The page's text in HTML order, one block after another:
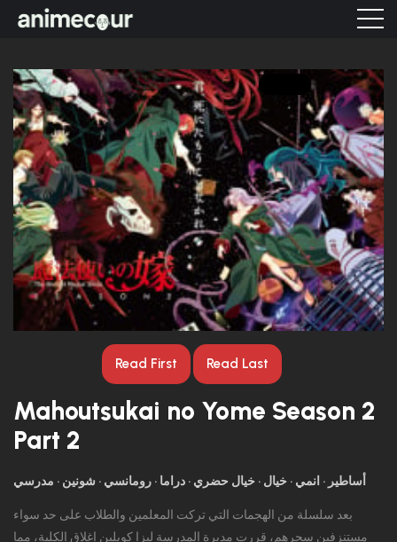
Read First Read Last
Mahoutsukai no Yome Season 2
Part 2
أساطير انمي خيال خيال حضري دراما رومانسي شونين مدرسي
بعد سلسلة من الهجمات التي تركت المعلمين والطلاب على حد سواء
مستنزفين سحرهم، قررت مديرة المدرسة ليزا كويلين إغلاق الكلية، مما